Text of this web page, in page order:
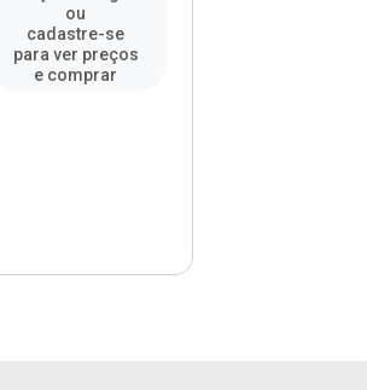
ou
cadastre-se
para ver preços
e comprar